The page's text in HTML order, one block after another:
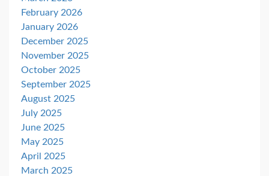
February 2026
January 2026
December 2025
November 2025
October 2025
September 2025
August 2025
July 2025
June 2025
May 2025
April 2025
March 2025